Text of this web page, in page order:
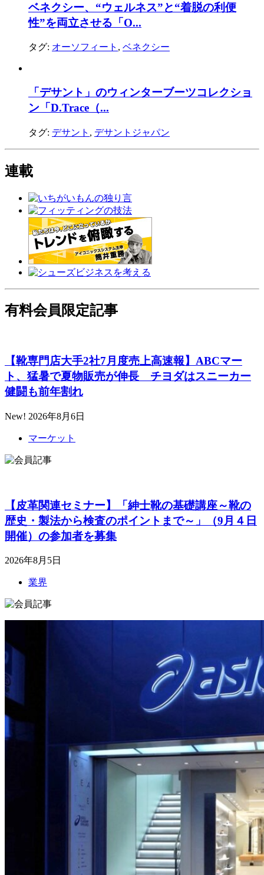
ベネクシー、“ウェルネス”と“着脱の利便
性”を両立させる「O...
タグ: オーソフィート , ベネクシー
「デサント」のウィンターブーツコレクショ
ン「D.Trace（...
タグ: デサント , デサントジャパン
連載
有料会員限定記事
【靴専門店大手2社7月度売上高速報】ABCマー
ト、猛暑で夏物販売が伸長 チヨダはスニーカー
健闘も前年割れ
New! 2026年8月6日
マーケット
【皮革関連セミナー】「紳士靴の基礎講座～靴の
歴史・製法から検査のポイントまで～」（9月４日
開催）の参加者を募集
2026年8月5日
業界